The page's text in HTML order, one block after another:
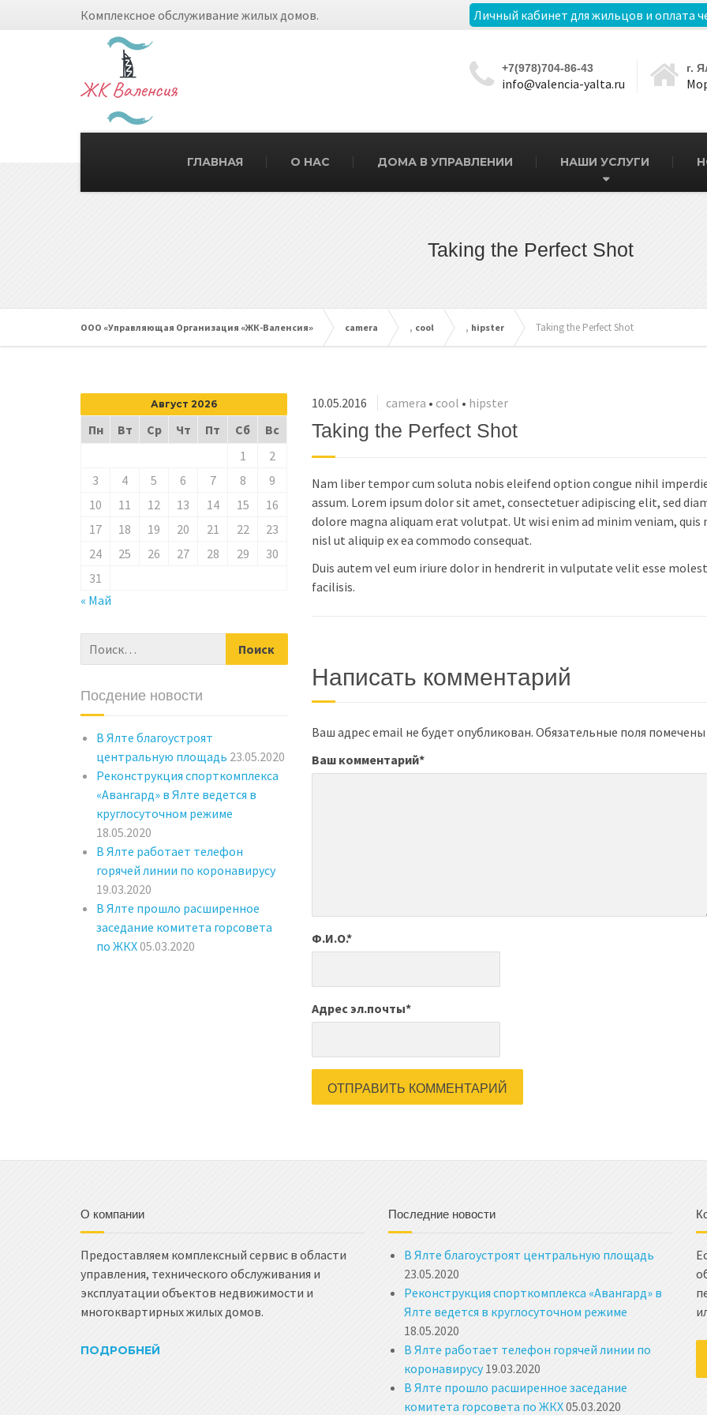
Комплексное обслуживание жилых домов. Личный кабинет для жильцов и оплата
+7(978)704-86-43
info@valencia-yalta.ru
г.
ГЛАВНАЯ О НАС ДОМА В УПРАВЛЕНИИ НАШИ УСЛУГИ
Taking the Perfect Shot
ООО «Управляющая Организация «ЖК-Валенсия» camera , cool , hipster Taking the Perfect Shot
10.05.2016 camera • cool • hipster
Taking the Perfect Shot
Nam liber tempor cum soluta nobis eleifend option congue nihil
assum. Lorem ipsum dolor sit amet, consectetuer adipiscing elit, sed
dolore magna aliquam erat volutpat. Ut wisi enim ad minim veniam,
nisl ut aliquip ex ea commodo consequat.
Duis autem vel eum iriure dolor in hendrerit in vulputate velit esse
facilisis.
Написать комментарий
Ваш адрес email не будет опубликован. Обязательные поля помечены
Ваш комментарий*
Ф.И.О.*
Адрес эл.почты*
Август 2026
Пн Вт Ср Чт Пт Сб
Вс
1
2
3
4 5 6 7 8
9
10
11 12 13 14 15
16
17
18 19 20 21 22
23
24
25 26 27 28 29
30
31
« Май
Посдение новости
В Ялте благоустроят
центральную площадь 23.05.2020
Реконструкция спорткомплекса
«Авангард» в Ялте ведется в
круглосуточном режиме
18.05.2020
В Ялте работает телефон
горячей линии по коронавирусу
19.03.2020
В Ялте прошло расширенное
заседание комитета горсовета
по ЖКХ05.03.2020
О компании
Предоставляем комплексный сервис в области
управления, технического обслуживания и
эксплуатации объектов недвижимости и
многоквартирных жилых домов.
ПОДРОБНЕЙ
Последние новости
В Ялте благоустроят центральную площадь
23.05.2020
Реконструкция спорткомплекса «Авангард» в
Ялте ведется в круглосуточном режиме
18.05.2020
В Ялте работает телефон горячей линии по
коронавирусу 19.03.2020
В Ялте прошло расширенное заседание
комитета горсовета по ЖКХ05.03.2020